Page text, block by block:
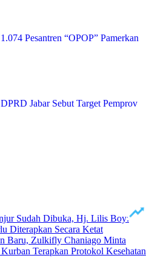
1.074 Pesantren “OPOP” Pamerkan
DPRD Jabar Sebut Target Pemprov
Sudah Dibuka, Hj. Lilis Boy:
Diterapkan Secara Ketat
Baru, Zulkifly Chaniago Minta
Terapkan Protokol Kesehatan